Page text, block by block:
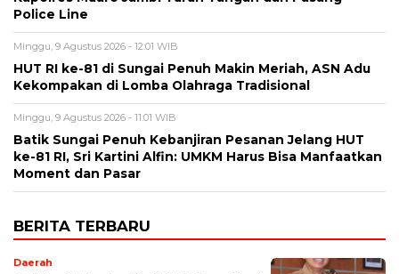
Police Line
Minggu, 9 Agustus 2026 - 12:01 WIB
HUT RI ke-81 di Sungai Penuh Makin Meriah, ASN Adu
Kekompakan di Lomba Olahraga Tradisional
Minggu, 9 Agustus 2026 - 11:01 WIB
Batik Sungai Penuh Kebanjiran Pesanan Jelang HUT
ke-81 RI, Sri Kartini Alfin: UMKM Harus Bisa Manfaatkan
Moment dan Pasar
BERITA TERBARU
Daerah